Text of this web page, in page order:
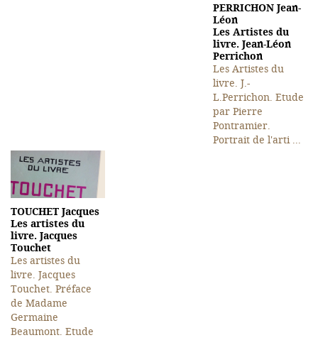
PERRICHON Jean-
Léon
Les Artistes du
livre. Jean-Léon
Perrichon
Les Artistes du
livre. J.-
L.Perrichon. Etude
par Pierre
Pontramier.
Portrait de l'arti ...
TOUCHET Jacques
Les artistes du
livre. Jacques
Touchet
Les artistes du
livre. Jacques
Touchet. Préface
de Madame
Germaine
Beaumont. Etude